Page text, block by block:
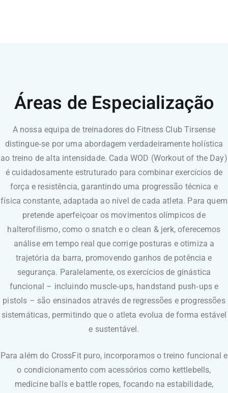
Áreas de Especialização
A nossa equipa de treinadores do Fitness Club Tirsense
distingue‑se por uma abordagem verdadeiramente holística
ao treino de alta intensidade. Cada WOD (Workout of the Day)
é cuidadosamente estruturado para combinar exercícios de
força e resistência, garantindo uma progressão técnica e
física constante, adaptada ao nível de cada atleta. Para quem
pretende aperfeiçoar os movimentos olímpicos de
halterofilismo, como o snatch e o clean & jerk, oferecemos
análise em tempo real que corrige posturas e otimiza a
trajetória da barra, promovendo ganhos de potência e
segurança. Paralelamente, os exercícios de ginástica
funcional – incluindo muscle‑ups, handstand push‑ups e
pistols – são ensinados através de regressões e progressões
sistemáticas, permitindo que o atleta evolua de forma estável
e sustentável.
Para além do CrossFit puro, incorporamos o treino funcional e
o condicionamento com acessórios como kettlebells,
medicine balls e battle ropes, focando na estabilidade,